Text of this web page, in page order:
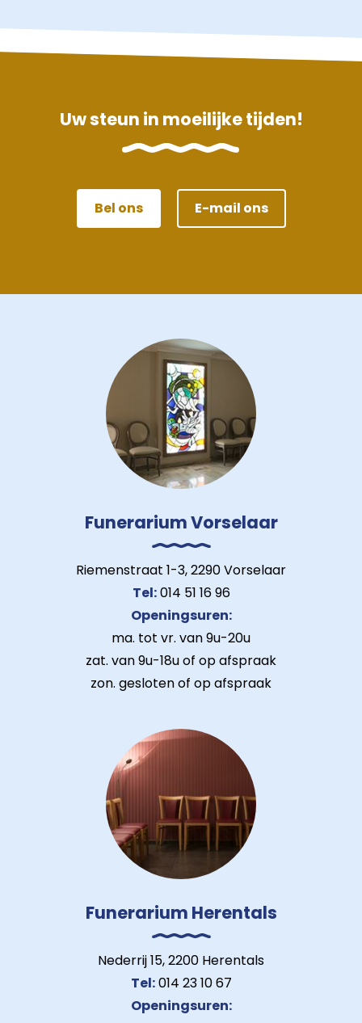
Uw steun in moeilijke tijden!
Bel ons E-mail ons
Funerarium Vorselaar
Riemenstraat 1-3, 2290 Vorselaar
Tel:014 51 16 96
Openingsuren:
ma. tot vr. van 9u-20u
zat. van 9u-18u of op afspraak
zon. gesloten of op afspraak
Funerarium Herentals
Nederrij 15, 2200 Herentals
Tel:014 23 10 67
Openingsuren: